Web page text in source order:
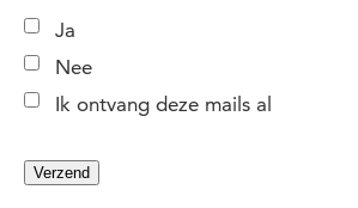
Ja
Nee
Ik ontvang deze mails al